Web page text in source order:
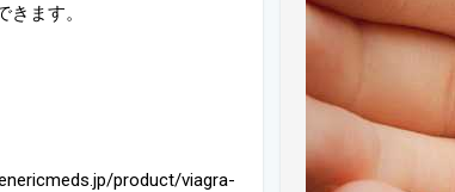
きます。
product/viagra-